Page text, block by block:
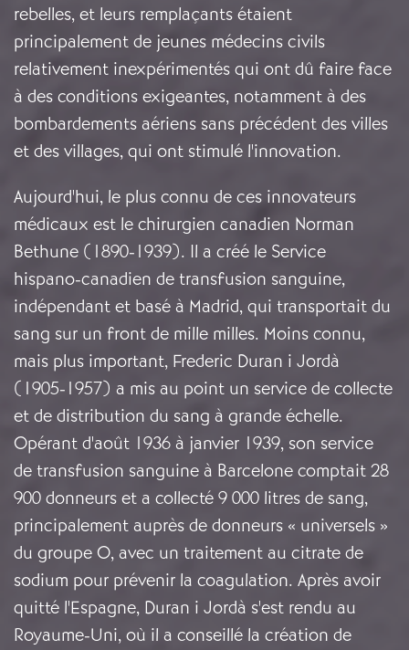
rebelles, et leurs remplaçants étaient
principalement de jeunes médecins civils
relativement inexpérimentés qui ont dû faire face
à des conditions exigeantes, notamment à des
bombardements aériens sans précédent des villes
et des villages, qui ont stimulé l'innovation.
Aujourd'hui, le plus connu de ces innovateurs
médicaux est le chirurgien canadien Norman
Bethune (1890-1939). Il a créé le Service
hispano-canadien de transfusion sanguine,
indépendant et basé à Madrid, qui transportait du
sang sur un front de mille milles. Moins connu,
mais plus important, Frederic Duran i Jordà
(1905-1957) a mis au point un service de collecte
et de distribution du sang à grande échelle.
Opérant d'août 1936 à janvier 1939, son service
de transfusion sanguine à Barcelone comptait 28
900 donneurs et a collecté 9 000 litres de sang,
principalement auprès de donneurs « universels »
du groupe O, avec un traitement au citrate de
sodium pour prévenir la coagulation. Après avoir
quitté l'Espagne, Duran i Jordà s'est rendu au
Royaume-Uni, où il a conseillé la création de